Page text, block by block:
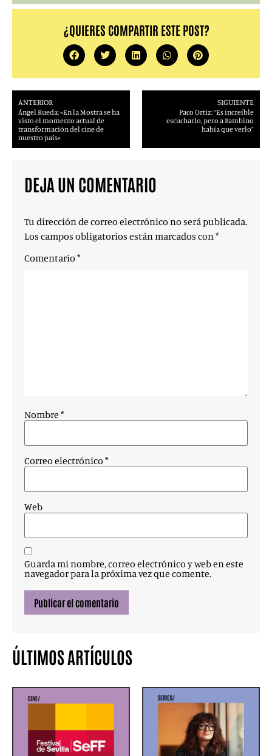
¿QUIERES COMPARTIR ESTE POST?
ANTERIOR
Ángel Rueda: «En la Mostra se ha
visto el momento actual de
transformación del cine de
nuestro país»
SIGUIENTE
Paco Ortiz: “Es increíble
escucharlo, pero a Bambino
había que verlo”
DEJA UN COMENTARIO
Tu dirección de correo electrónico no será publicada.
Los campos obligatorios están marcados con*
Comentario *
Nombre *
Correo electrónico *
Web
Guarda mi nombre, correo electrónico y web en este
navegador para la próxima vez que comente.
ÚLTIMOS ARTÍCULOS